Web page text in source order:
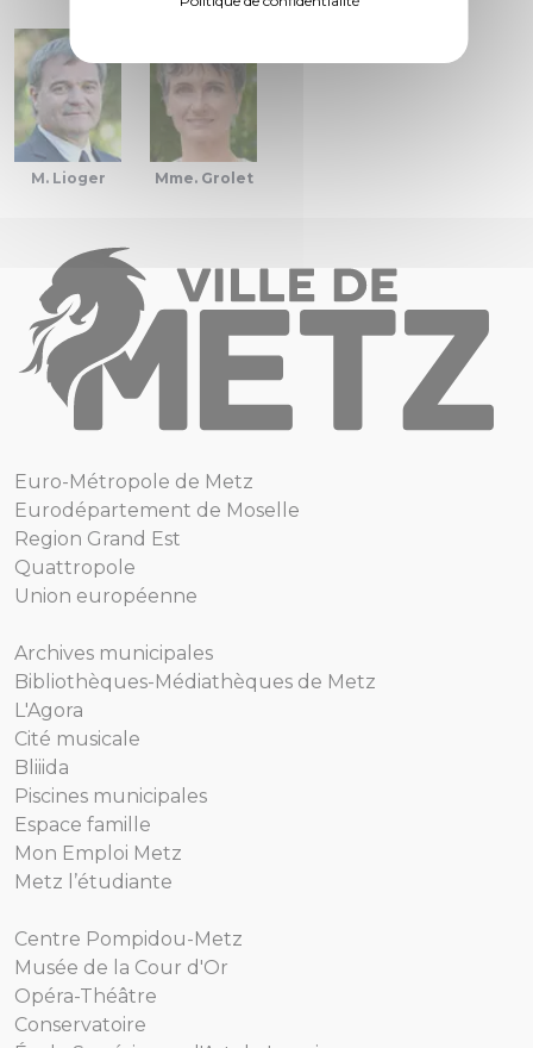
M. Lioger Mme. Grolet
Euro-Métropole de Metz
Eurodépartement de Moselle
Region Grand Est
Quattropole
Union européenne
Archives municipales
Bibliothèques-Médiathèques de Metz
L'Agora
Cité musicale
Bliiida
Piscines municipales
Espace famille
Mon Emploi Metz
Metz l’étudiante
Centre Pompidou-Metz
Musée de la Cour d'Or
Opéra-Théâtre
Conservatoire